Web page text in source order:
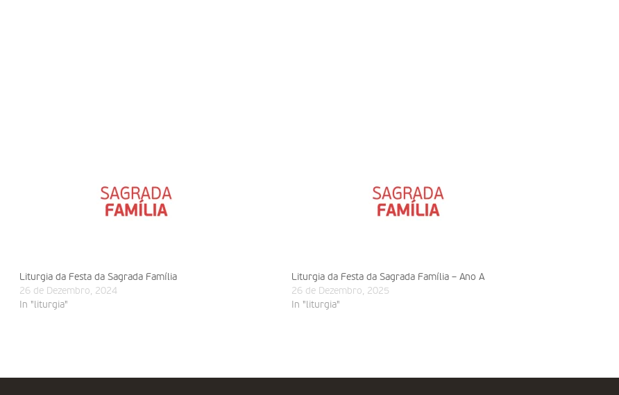
Liturgia da Festa da Sagrada Família
26 de Dezembro, 2024
In "liturgia"
Liturgia da Festa da Sagrada Família – Ano A
26 de Dezembro, 2025
In "liturgia"